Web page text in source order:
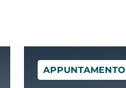
APPUNTAMENTO